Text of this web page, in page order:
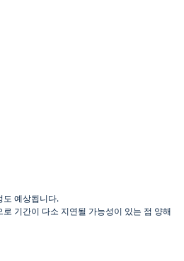
도 예상됩니다.
로 기간이 다소 지연될 가능성이 있는 점 양해